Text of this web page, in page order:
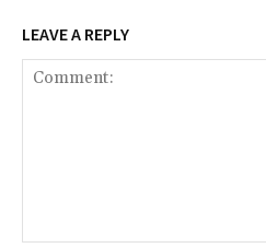
LEAVE A REPLY